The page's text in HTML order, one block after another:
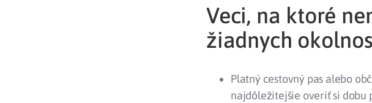
Veci, na ktoré
žiadnych
Platný cestovný pas alebo
najdôležitejšie overiť si dobu